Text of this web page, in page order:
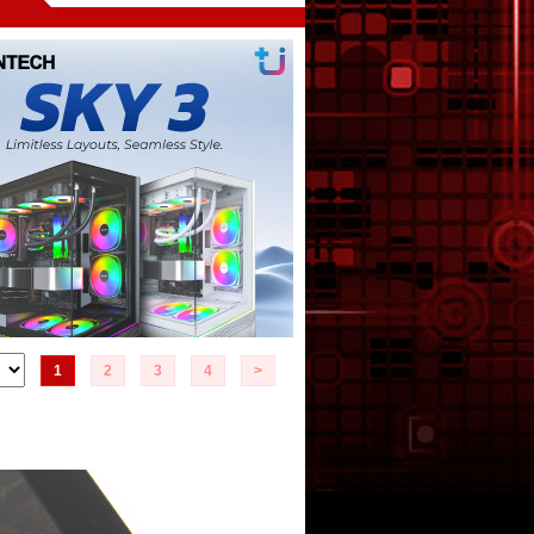
1 2 3 4 >